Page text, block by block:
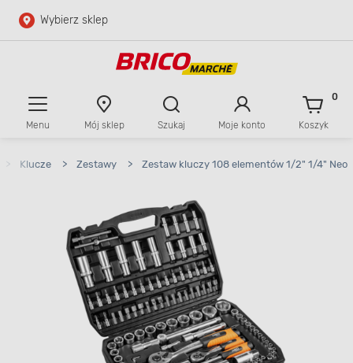
Przejdź do głównej zawartości
Wybierz sklep
Menu Mój sklep Szukaj Moje konto Koszyk
0
> Klucze > Zestawy > Zestaw kluczy 108 elementów 1/2" 1/4" Neo